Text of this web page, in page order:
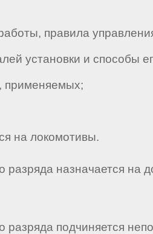
правила
установки и способы
применяемых;
на локомотивы.
назначается на
подчиняется